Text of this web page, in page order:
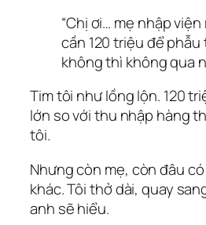
“Chị ơi… mẹ nhập viện
cần 120 triệu để
không thì không qua
Tim tôi như lồng lộn. 120
lớn so với thu nhập hàng
tôi.
Nhưng còn mẹ, còn đâu
khác. Tôi thở dài, quay
anh sẽ hiểu.